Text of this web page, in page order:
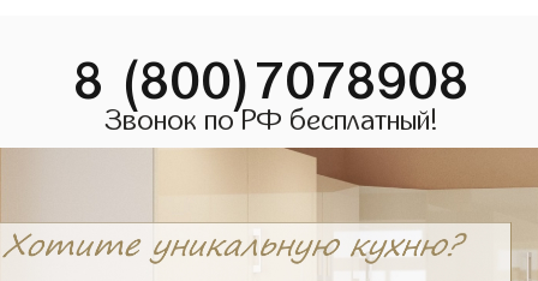
8 (800)7078908
Звонок по РФ бесплатный!